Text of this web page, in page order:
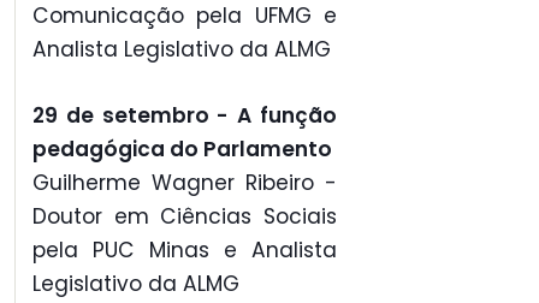
Comunicação pela UFMG e
Analista Legislativo da ALMG
29 de setembro - A função
pedagógica do Parlamento
Guilherme Wagner Ribeiro -
Doutor em Ciências Sociais
pela PUC Minas e Analista
Legislativo da ALMG